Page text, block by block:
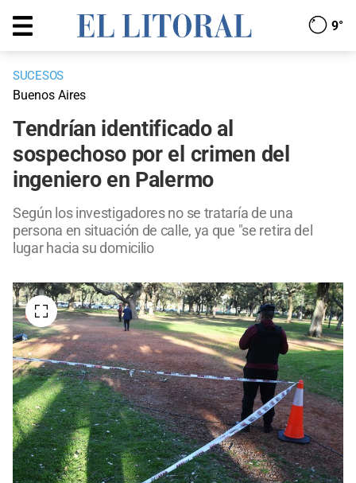
9°
SUCESOS
Buenos Aires
Tendrían identificado al
sospechoso por el crimen del
ingeniero en Palermo
Según los investigadores no se trataría de una
persona en situación de calle, ya que "se retira del
lugar hacia su domicilio